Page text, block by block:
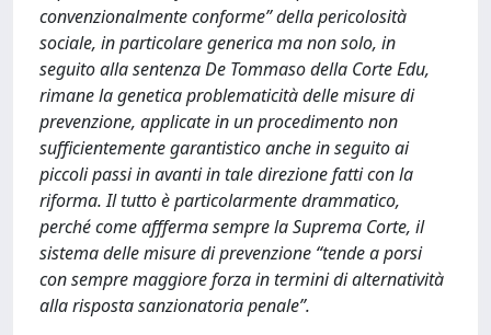
convenzionalmente conforme” della pericolosità
sociale, in particolare generica ma non solo, in
seguito alla sentenza De Tommaso della Corte Edu,
rimane la genetica problematicità delle misure di
prevenzione, applicate in un procedimento non
sufficientemente garantistico anche in seguito ai
piccoli passi in avanti in tale direzione fatti con la
riforma. Il tutto è particolarmente drammatico,
perché come affferma sempre la Suprema Corte, il
sistema delle misure di prevenzione “tende a porsi
con sempre maggiore forza in termini di alternatività
alla risposta sanzionatoria penale”.